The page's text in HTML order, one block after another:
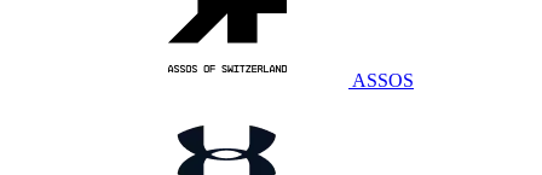
ASSOS